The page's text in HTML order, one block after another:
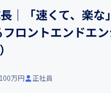
｜「速くて、楽
ロントエンドエ
万円 正社員